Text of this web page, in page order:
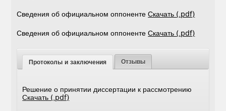
Сведения об официальном оппонентеСкачать (.pdf)
Сведения об официальном оппонентеСкачать (.pdf)
Протоколы и заключения Отзывы
Решение о принятии диссертации к рассмотрению
Скачать (.pdf)